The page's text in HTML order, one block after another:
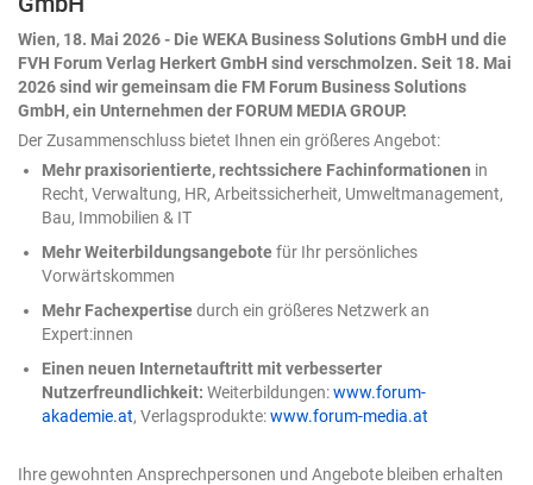
Eingaben, und anschließend beim Ergebnis, durch
konsequente Kontrolle. Zwei Tore, durch die jedes KI-
Ergebnis muss, bevor man ihm trauen darf. Nehmen wir
ein Beispiel: eine Umsatztabelle mit Regionen, Produkten
und Quartalswerten. Die Aufgabe an die KI lautet
schlicht: „Analysiere die Daten." Das Ergebnis ist
plausibel, ordentlich formatiert – und völlig belanglos.
Ein paar Durchschnittswerte, eine generische
Beobachtung. Nichts, womit sich eine Entscheidung
treffen ließe. Woran das liegt? An unseren bereits
formulierten zwei Toren. Was ändert sich gerade beim
Einsatz von Copilot in Excel? Bis vor Kurzem war KI in
übernahm sie selbst. 2026 hat sich das nun gedreht. Die
KI handelt nun direkt in der Arbeitsmappe – sie plant
mehrere Schritte, führt sie aus, prüft das eigene
Zwischenergebnis und arbeitet nach. Wie tiefgreifend
dieser Wandel ist, verrät eine Kleinigkeit am Rande:
Wien, 18. Mai 2026 - Die WEKA Business Solutions GmbH und die
FVH Forum Verlag Herkert GmbH sind verschmolzen. Seit 18. Mai
2026 sind wir gemeinsam die FM Forum Business Solutions
GmbH, ein Unternehmen der FORUM MEDIA GROUP.
Der Zusammenschluss bietet Ihnen ein größeres Angebot:
Mehr praxisorientierte, rechtssichere Fachinformationen in
Recht, Verwaltung, HR, Arbeitssicherheit, Umweltmanagement,
Bau, Immobilien & IT
Mehr Weiterbildungsangebotefür Ihr persönliches
Vorwärtskommen
Mehr Fachexpertisedurch ein größeres Netzwerk an
Expert:innen
Einen neuen Internetauftritt mit verbesserter
Nutzerfreundlichkeit: Weiterbildungen:www.forum-
akademie.at, Verlagsprodukte:www.forum-media.at
Ihre gewohnten Ansprechpersonen und Angebote bleiben erhalten